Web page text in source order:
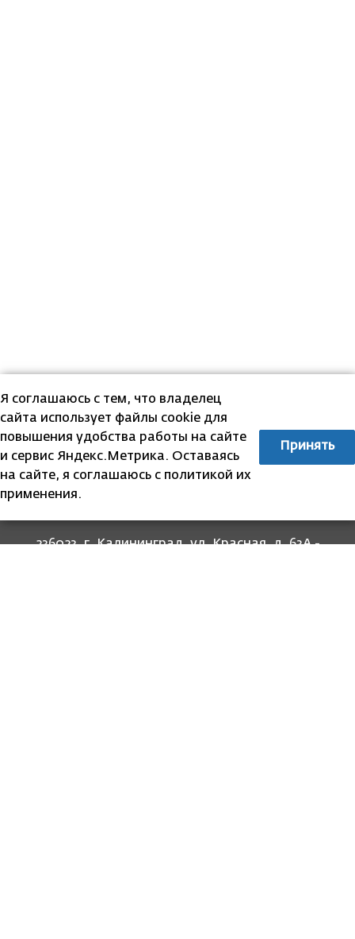
236023, г. Калининград, ул. Красная, д. 63А -
Я соглашаюсь с тем, что владелец
сайта использует файлы cookie для
повышения удобства работы на сайте
и сервис Яндекс.Метрика. Оставаясь
на сайте, я соглашаюсь с политикой их
применения.
Принять